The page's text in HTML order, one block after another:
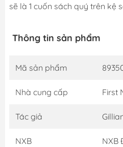
sẽ là 1 cuốn sách quý trên kệ
Thông tin sản phẩm
Mã sản phẩm
Nhà cung cấp First
Tác giả
NXB NXB